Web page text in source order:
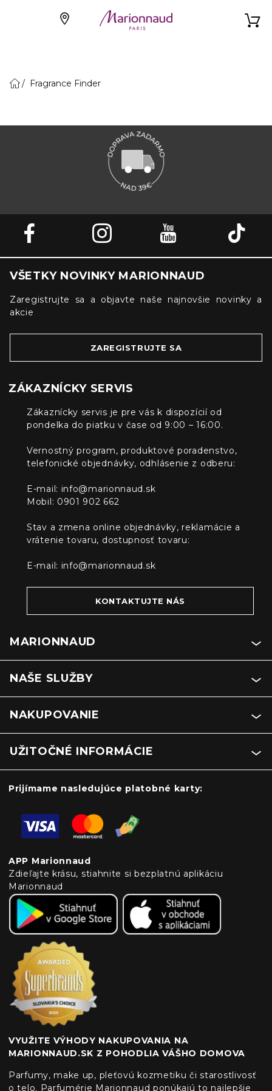
Fragrance Finder
VŠETKY NOVINKY MARIONNAUD
Zaregistrujte sa a objavte naše najnovšie novinky a
akcie
ZAREGISTRUJTE SA
ZÁKAZNÍCKY SERVIS
Zákaznícky servis je pre vás k dispozícií od
pondelka do piatku v čase od 9:00 – 16:00.
Vernostný program, produktové poradenstvo,
telefonické objednávky, odhlásenie z odberu:
E-mail: info@marionnaud.sk
Mobil: 0901 902 662
Stav a zmena online objednávky, reklamácie a
vrátenie tovaru, dostupnosť tovaru:
E-mail: info@marionnaud.sk
KONTAKTUJTE NÁS
MARIONNAUD
NAŠE SLUŽBY
NAKUPOVANIE
UŽITOČNÉ INFORMÁCIE
Prijímame nasledujúce platobné karty:
APP Marionnaud
Zdieľajte krásu, stiahnite si bezplatnú aplikáciu
Marionnaud
VYUŽITE VÝHODY NAKUPOVANIA NA
MARIONNAUD.SK Z POHODLIA VÁŠHO DOMOVA
Parfumy, make up, pleťovú kozmetiku či starostlivosť
o telo. Parfumérie Marionnaud ponúkajú to najlepšie